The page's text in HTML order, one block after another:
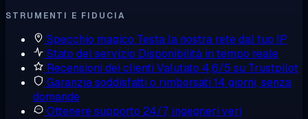
STRUMENTI E FIDUCIA
Specchio magico Testa la nostra rete dal tuo IP
Stato del servizio Disponibilità in tempo reale
Recensioni dei clienti Valutato 4,6/5 su Trustpilot
Garanzia soddisfatti o rimborsati 14 giorni, senza
domande
Ottenere supporto 24/7, ingegneri veri